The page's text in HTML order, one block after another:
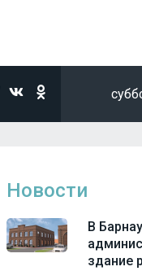
Новости
В
здание